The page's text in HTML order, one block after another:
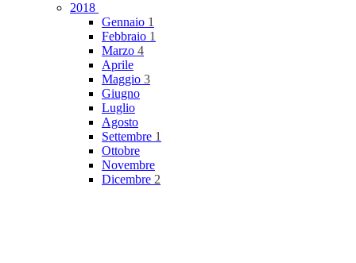
2018
Gennaio 1
Febbraio 1
Marzo 4
Aprile
Maggio 3
Giugno
Luglio
Agosto
Settembre 1
Ottobre
Novembre
Dicembre 2